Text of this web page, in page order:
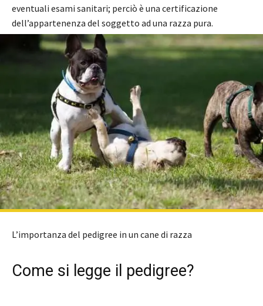
eventuali esami sanitari; perciò è una certificazione
dell’appartenenza del soggetto ad una razza pura.
L’importanza del pedigree in un cane di razza
Come si legge il pedigree?